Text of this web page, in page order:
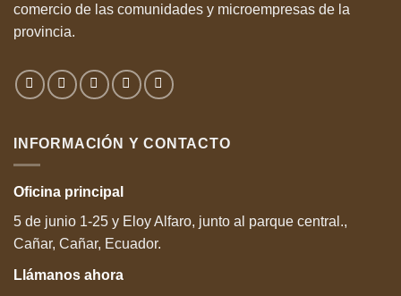
comercio de las comunidades y microempresas de la
provincia.
INFORMACIÓN Y CONTACTO
Oficina principal
5 de junio 1-25 y Eloy Alfaro, junto al parque central.,
Cañar, Cañar, Ecuador.
Llámanos ahora